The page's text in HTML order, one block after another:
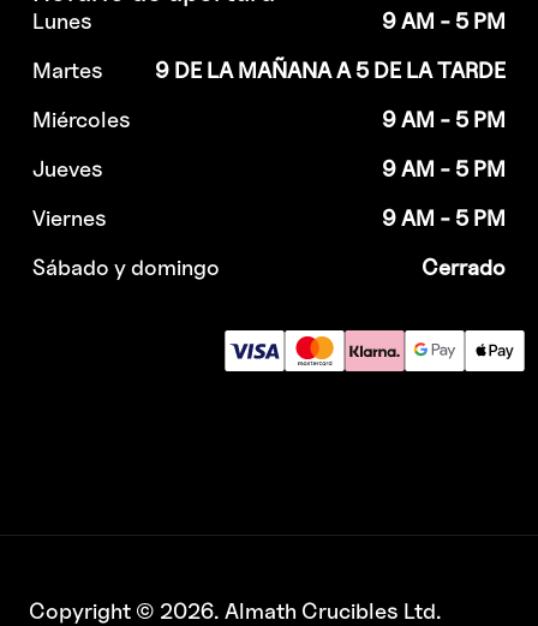
Lunes
9 AM - 5 PM
Martes
9 DE LA MAÑANA A 5 DE LA TARDE
Miércoles
9 AM - 5 PM
Jueves
9 AM - 5 PM
Viernes
9 AM - 5 PM
Sábado y domingo
Cerrado
Copyright © 2026. Almath Crucibles Ltd.